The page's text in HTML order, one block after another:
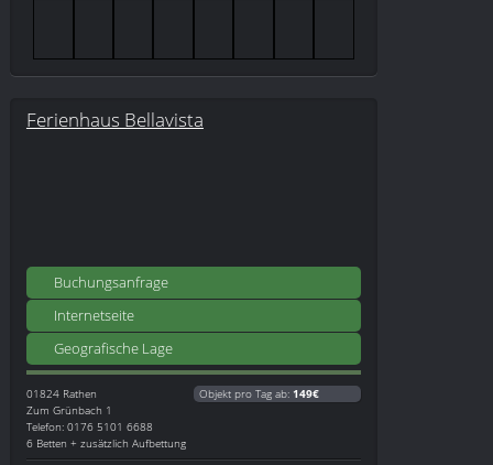
Ferienhaus Bellavista
Buchungsanfrage
Internetseite
Geografische Lage
01824 Rathen
Zum Grünbach 1
Telefon: 0176 5101 6688
6 Betten + zusätzlich Aufbettung
Objekt pro Tag ab: 149€